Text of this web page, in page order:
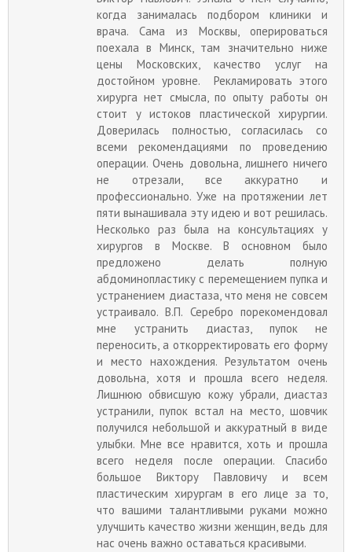
когда занималась подбором клиники и
врача. Сама из Москвы, оперироваться
поехала в Минск, там значительно ниже
цены Московских, качество услуг на
достойном уровне. Рекламировать этого
хирурга нет смысла, по опыту работы он
стоит у истоков пластической хирургии.
Доверилась полностью, согласилась со
всеми рекомендациями по проведению
операции. Очень довольна, лишнего ничего
не отрезали, все аккуратно и
профессионально. Уже на протяжении лет
пяти вынашивала эту идею и вот решилась.
Несколько раз была на консультациях у
хирургов в Москве. В основном было
предложено делать полную
абдоминопластику с перемещением пупка и
устранением диастаза, что меня не совсем
устраивало. В.П. Серебро порекомендовал
мне устранить диастаз, пупок не
переносить, а откорректировать его форму
и место нахождения. Результатом очень
довольна, хотя и прошла всего неделя.
Лишнюю обвисшую кожу убрали, диастаз
устранили, пупок встал на место, шовчик
получился небольшой и аккуратный в виде
улыбки. Мне все нравится, хоть и прошла
всего неделя после операции. Спасибо
большое Виктору Павловичу и всем
пластическим хирургам в его лице за то,
что вашими талантливыми руками можно
улучшить качество жизни женщин, ведь для
нас очень важно оставаться красивыми.